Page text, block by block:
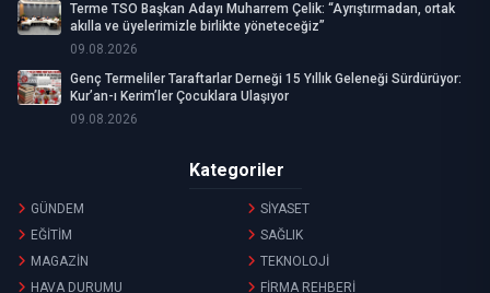
Terme TSO Başkan Adayı Muharrem Çelik: “Ayrıştırmadan, ortak
akılla ve üyelerimizle birlikte yöneteceğiz”
09.08.2026
Genç Termeliler Taraftarlar Derneği 15 Yıllık Geleneği Sürdürüyor:
Kur’an-ı Kerim’ler Çocuklara Ulaşıyor
09.08.2026
Kategoriler
GÜNDEM
SİYASET
EĞİTİM
SAĞLIK
MAGAZİN
TEKNOLOJİ
HAVA DURUMU
FİRMA REHBERİ